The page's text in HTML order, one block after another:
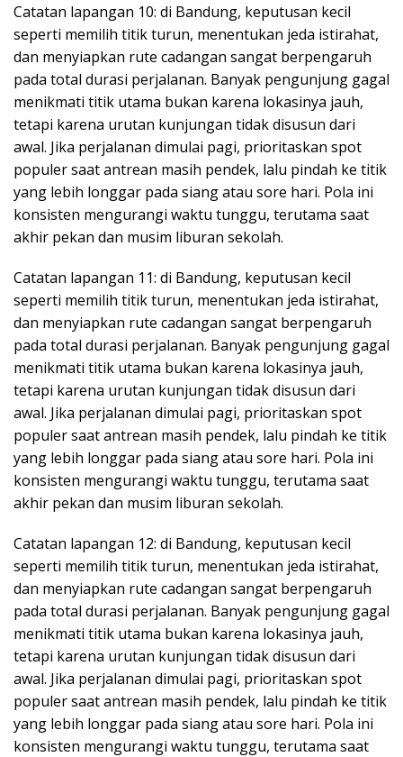
Catatan lapangan 10: di Bandung, keputusan kecil
seperti memilih titik turun, menentukan jeda istirahat,
dan menyiapkan rute cadangan sangat berpengaruh
pada total durasi perjalanan. Banyak pengunjung gagal
menikmati titik utama bukan karena lokasinya jauh,
tetapi karena urutan kunjungan tidak disusun dari
awal. Jika perjalanan dimulai pagi, prioritaskan spot
populer saat antrean masih pendek, lalu pindah ke titik
yang lebih longgar pada siang atau sore hari. Pola ini
konsisten mengurangi waktu tunggu, terutama saat
akhir pekan dan musim liburan sekolah.
Catatan lapangan 11: di Bandung, keputusan kecil
seperti memilih titik turun, menentukan jeda istirahat,
dan menyiapkan rute cadangan sangat berpengaruh
pada total durasi perjalanan. Banyak pengunjung gagal
menikmati titik utama bukan karena lokasinya jauh,
tetapi karena urutan kunjungan tidak disusun dari
awal. Jika perjalanan dimulai pagi, prioritaskan spot
populer saat antrean masih pendek, lalu pindah ke titik
yang lebih longgar pada siang atau sore hari. Pola ini
konsisten mengurangi waktu tunggu, terutama saat
akhir pekan dan musim liburan sekolah.
Catatan lapangan 12: di Bandung, keputusan kecil
seperti memilih titik turun, menentukan jeda istirahat,
dan menyiapkan rute cadangan sangat berpengaruh
pada total durasi perjalanan. Banyak pengunjung gagal
menikmati titik utama bukan karena lokasinya jauh,
tetapi karena urutan kunjungan tidak disusun dari
awal. Jika perjalanan dimulai pagi, prioritaskan spot
populer saat antrean masih pendek, lalu pindah ke titik
yang lebih longgar pada siang atau sore hari. Pola ini
konsisten mengurangi waktu tunggu, terutama saat